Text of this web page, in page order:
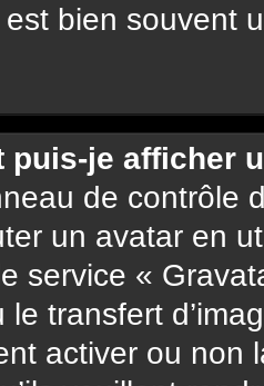
est bien souvent
puis-je afficher
de contrôle
un avatar en
service «
le transfert
activer ou non